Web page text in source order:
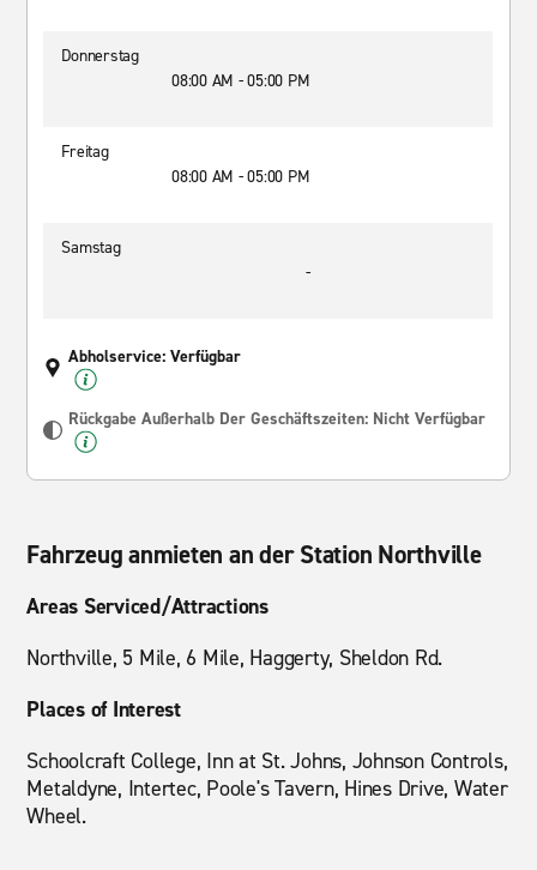
Donnerstag
08:00 AM - 05:00 PM
Freitag
08:00 AM - 05:00 PM
Samstag
-
Abholservice: Verfügbar
Rückgabe Außerhalb Der Geschäftszeiten: Nicht Verfügbar
Fahrzeug anmieten an der Station Northville
Areas Serviced/Attractions
Northville, 5 Mile, 6 Mile, Haggerty, Sheldon Rd.
Places of Interest
Schoolcraft College, Inn at St. Johns, Johnson Controls,
Metaldyne, Intertec, Poole's Tavern, Hines Drive, Water
Wheel.